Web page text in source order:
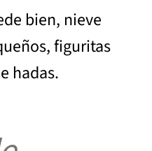
bien, nieve
figuritas
hadas.